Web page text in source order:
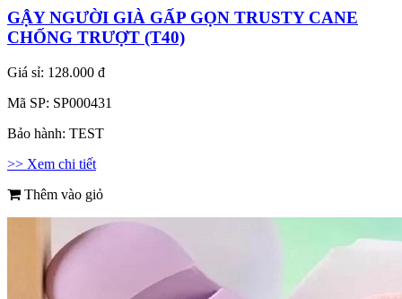
GẬY NGƯỜI GIÀ GẤP GỌN TRUSTY CANE
CHỐNG TRƯỢT (T40)
Giá sỉ: 128.000 đ
Mã SP: SP000431
Bảo hành: TEST
>> Xem chi tiết
Thêm vào giỏ